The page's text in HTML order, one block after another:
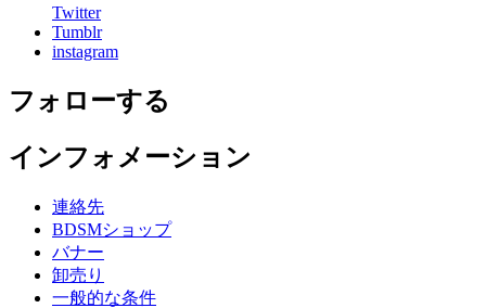
Twitter
Tumblr
instagram
フォローする
インフォメーション
連絡先
BDSMショップ
バナー
卸売り
一般的な条件